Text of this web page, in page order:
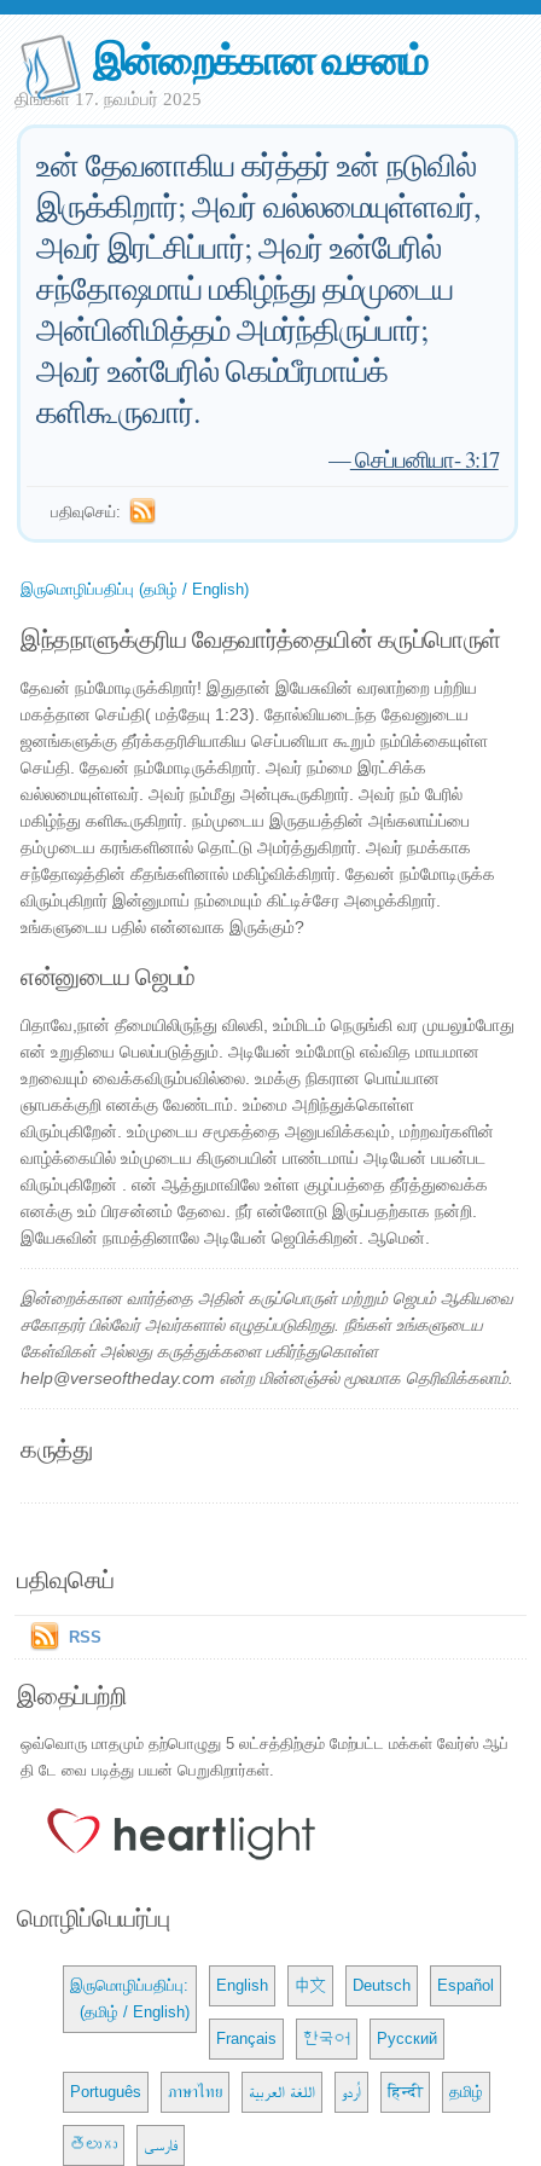
இன்றைக்கான வசனம்
திங்கள் 17. நவம்பர் 2025
உன் தேவனாகிய கர்த்தர் உன் நடுவில்
இருக்கிறார்; அவர் வல்லமையுள்ளவர்,
அவர் இரட்சிப்பார்; அவர் உன்பேரில்
சந்தோஷமாய் மகிழ்ந்து தம்முடைய
அன்பினிமித்தம் அமர்ந்திருப்பார்;
அவர் உன்பேரில் கெம்பீரமாய்க்
களிகூருவார்.
—செப்பனியா- 3:17
பதிவுசெய்:
இருமொழிப்பதிப்பு (தமிழ் / English)
இந்தநாளுக்குரிய வேதவார்த்தையின் கருப்பொருள்
தேவன் நம்மோடிருக்கிறார்! இதுதான் இயேசுவின் வரலாற்றை பற்றிய
மகத்தான செய்தி( மத்தேயு 1:23). தோல்வியடைந்த தேவனுடைய
ஜனங்களுக்கு தீர்க்கதரிசியாகிய செப்பனியா கூறும் நம்பிக்கையுள்ள
செய்தி. தேவன் நம்மோடிருக்கிறார். அவர் நம்மை இரட்சிக்க
வல்லமையுள்ளவர். அவர் நம்மீது அன்புகூருகிறார். அவர் நம் பேரில்
மகிழ்ந்து களிகூருகிறார். நம்முடைய இருதயத்தின் அங்கலாய்ப்பை
தம்முடைய கரங்களினால் தொட்டு அமர்த்துகிறார். அவர் நமக்காக
சந்தோஷத்தின் கீதங்களினால் மகிழ்விக்கிறார். தேவன் நம்மோடிருக்க
விரும்புகிறார் இன்னுமாய் நம்மையும் கிட்டிச்சேர அழைக்கிறார்.
உங்களுடைய பதில் என்னவாக இருக்கும்?
என்னுடைய ஜெபம்
பிதாவே,நான் தீமையிலிருந்து விலகி, உம்மிடம் நெருங்கி வர முயலும்போது
என் உறுதியை பெலப்படுத்தும். அடியேன் உம்மோடு எவ்வித மாயமான
உறவையும் வைக்கவிரும்பவில்லை. உமக்கு நிகரான பொய்யான
ஞாபகக்குறி எனக்கு வேண்டாம். உம்மை அறிந்துக்கொள்ள
விரும்புகிறேன். உம்முடைய சமூகத்தை அனுபவிக்கவும், மற்றவர்களின்
வாழ்க்கையில் உம்முடைய கிருபையின் பாண்டமாய் அடியேன் பயன்பட
விரும்புகிறேன் . என் ஆத்துமாவிலே உள்ள குழப்பத்தை தீர்த்துவைக்க
எனக்கு உம் பிரசன்னம் தேவை. நீர் என்னோடு இருப்பதற்காக நன்றி.
இயேசுவின் நாமத்தினாலே அடியேன் ஜெபிக்கிறன். ஆமென்.
இன்றைக்கான வார்த்தை அதின் கருப்பொருள் மற்றும் ஜெபம் ஆகியவை
சகோதரர் பில்வேர் அவர்களால் எழுதப்படுகிறது. நீங்கள் உங்களுடைய
கேள்விகள் அல்லது கருத்துக்களை பகிர்ந்துகொள்ள
help@verseoftheday.com என்ற மின்னஞ்சல் மூலமாக தெரிவிக்கலாம்.
கருத்து
பதிவுசெய்
RSS
இதைப்பற்றி
ஒவ்வொரு மாதமும் தற்பொழுது 5 லட்சத்திற்கும் மேற்பட்ட மக்கள் வேர்ஸ் ஆப்
தி டே வை படித்து பயன் பெறுகிறார்கள்.
மொழிப்பெயர்ப்பு
இருமொழிப்பதிப்பு:
(தமிழ் / English)
English 中文 Deutsch Español
Français 한국어 Русский
Português ภาษาไทย اللغة العربية اُردو हिन्दी தமிழ்
తెలుగు فارسی